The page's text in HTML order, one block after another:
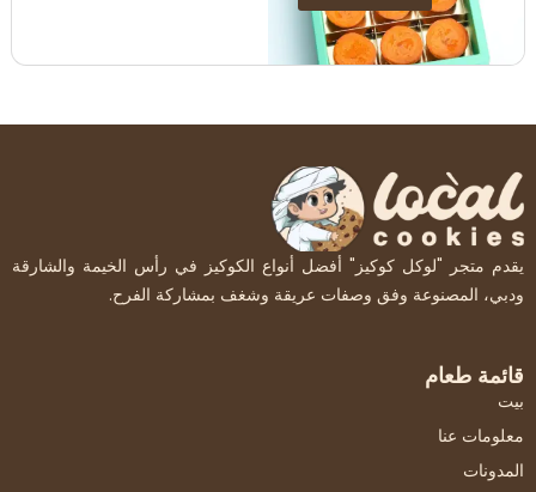
يقدم متجر "لوكل كوكيز" أفضل أنواع الكوكيز في رأس الخيمة والشارقة
ودبي، المصنوعة وفق وصفات عريقة وشغف بمشاركة الفرح.
قائمة طعام
بيت
معلومات عنا
المدونات